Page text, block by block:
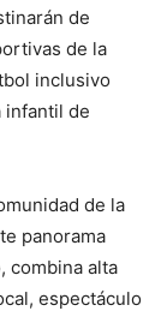
de
de la
inclusivo
infantil de
de la
panorama
combina alta
espectáculo